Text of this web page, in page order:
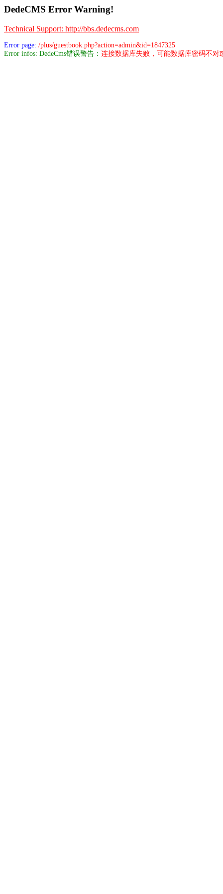
DedeCMS Error Warning!
Technical Support: http://bbs.dedecms.com
Error page: /plus/guestbook.php?action=admin&id=1847325
Error infos: DedeCms错误警告： 连接数据库失败，可能数据库密码不对